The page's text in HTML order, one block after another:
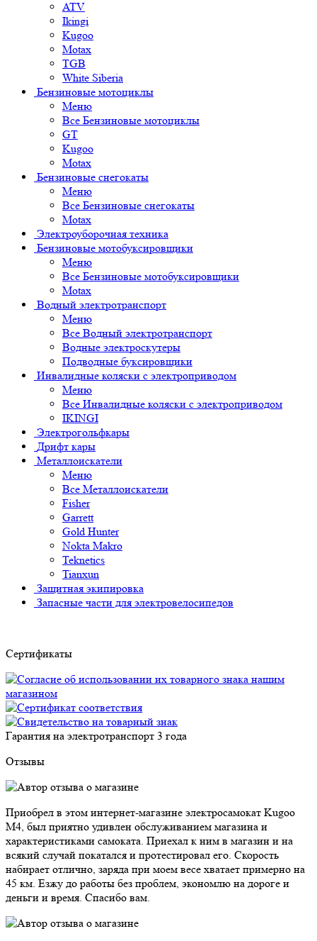
ATV
Ikingi
Kugoo
Motax
TGB
White Siberia
Бензиновые мотоциклы
Меню
Все Бензиновые мотоциклы
GT
Kugoo
Motax
Бензиновые снегокаты
Меню
Все Бензиновые снегокаты
Motax
Электроуборочная техника
Бензиновые мотобуксировщики
Меню
Все Бензиновые мотобуксировщики
Motax
Водный электротранспорт
Меню
Все Водный электротранспорт
Водные электроскутеры
Подводные буксировщики
Инвалидные коляски с электроприводом
Меню
Все Инвалидные коляски с электроприводом
IKINGI
Электрогольфкары
Дрифт кары
Металлоискатели
Меню
Все Металлоискатели
Fisher
Garrett
Gold Hunter
Nokta Makro
Teknetics
Tianxun
Защитная экипировка
Запасные части для электровелосипедов
Сертификаты
Гарантия на электротранспорт 3 года
Отзывы
Приобрел в этом интернет-магазине электросамокат Kugoo
M4, был приятно удивлен обслуживанием магазина и
характеристиками самоката. Приехал к ним в магазин и на
всякий случай покатался и протестировал его. Скорость
набирает отлично, заряда при моем весе хватает примерно на
45 км. Езжу до работы без проблем, экономлю на дороге и
деньги и время. Спасибо вам.